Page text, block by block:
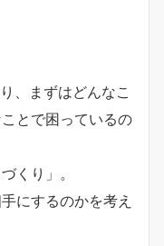
、まずはどんなこ
とで困っているの
くり」。
にするのかを考え